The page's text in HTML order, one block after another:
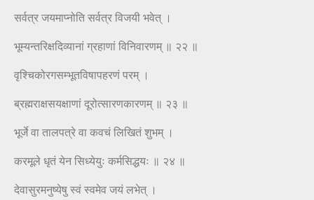
सर्वत्र जयमाप्नोति सर्वत्र विजयी भवेत् ।
भूम्यन्तरिक्षदिव्यानां ग्रहाणां विनिवारणम् ॥ २२ ॥
वृश्चिकोरगसम्भूतविषापहरणं परम् ।
ब्रह्मराक्षसयक्षाणां दूरोत्सारणकारणम् ॥ २३ ॥
भूर्जे वा तालपत्रे वा कवचं लिखितं शुभम् ।
करमूले धृतं येन सिध्येयुः कर्मसिद्धयः ॥ २४ ॥
देवासुरमनुष्येषु स्वं स्वमेव जयं लभेत् ।